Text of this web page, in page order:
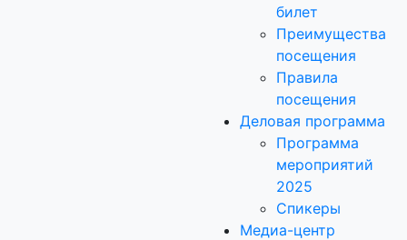
билет
Преимущества
посещения
Правила
посещения
Деловая программа
Программа
мероприятий
2025
Спикеры
Медиа-центр